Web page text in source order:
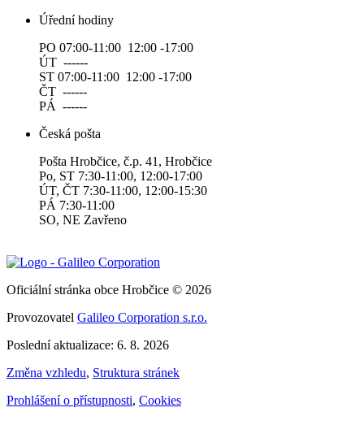
Úřední hodiny
PO 07:00-11:00 12:00 -17:00
ÚT ------
ST 07:00-11:00 12:00 -17:00
ČT ------
PÁ ------
Česká pošta
Pošta Hrobčice, č.p. 41, Hrobčice
Po, ST 7:30-11:00, 12:00-17:00
ÚT, ČT 7:30-11:00, 12:00-15:30
PÁ 7:30-11:00
SO, NE Zavřeno
Oficiální stránka obce Hrobčice © 2026
Provozovatel Galileo Corporation s.r.o.
Poslední aktualizace: 6. 8. 2026
Změna vzhledu, Struktura stránek
Prohlášení o přístupnosti, Cookies